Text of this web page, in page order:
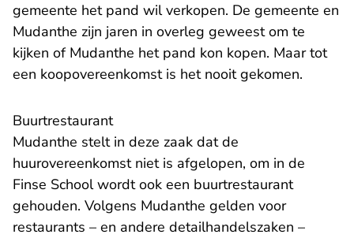
gemeente het pand wil verkopen. De gemeente en
Mudanthe zijn jaren in overleg geweest om te
kijken of Mudanthe het pand kon kopen. Maar tot
een koopovereenkomst is het nooit gekomen.
Buurtrestaurant
Mudanthe stelt in deze zaak dat de
huurovereenkomst niet is afgelopen, om in de
Finse School wordt ook een buurtrestaurant
gehouden. Volgens Mudanthe gelden voor
restaurants – en andere detailhandelszaken –